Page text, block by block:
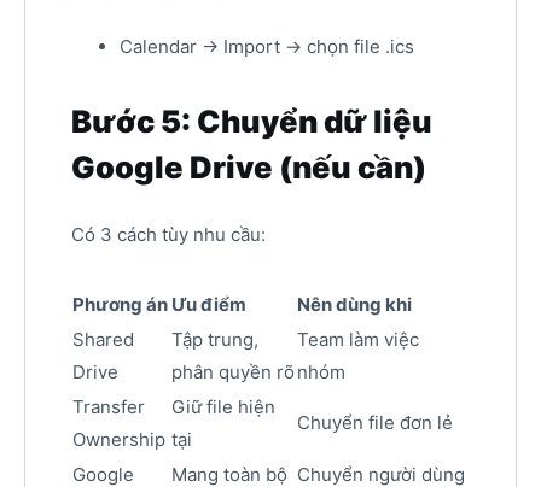
Calendar → Import → chọn file .ics
Bước 5: Chuyển dữ liệu
Google Drive (nếu cần)
Có 3 cách tùy nhu cầu:
Phương án Ưu điểm
Nên dùng khi
Shared
Drive
Tập trung,
phân quyền rõ
Team làm việc
nhóm
Transfer
Ownership
Giữ file hiện
tại
Chuyển file đơn lẻ
Google
Mang toàn bộ Chuyển người dùng